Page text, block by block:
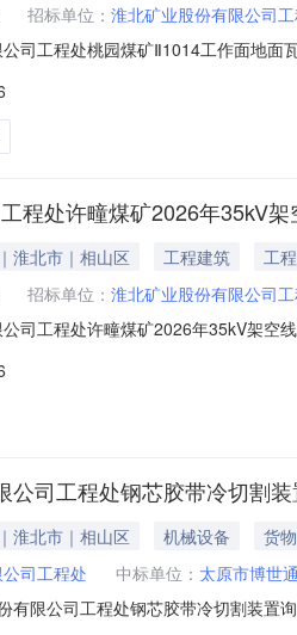
招标单位： 淮北矿业股份有限公司
司工程处桃园煤矿Ⅱ1014工作面地
三家，项目流标。安徽省招标集团
程处许疃煤矿2026年35kV
淮北市｜相山区 工程建筑
工程
招标单位： 淮北矿业股份有限公司
司工程处许疃煤矿2026年35kV架空
2026年8月3日流标公示附件(签章
公司工程处钢芯胶带冷切割
淮北市｜相山区 机械设备
货物
司工程处 中标单位： 太原市博世
有限公司工程处钢芯胶带冷切割装置